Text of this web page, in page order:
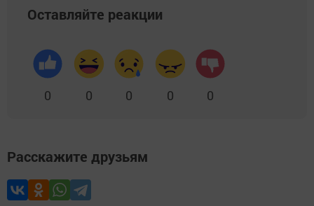
Оставляйте реакции
0 0 0 0 0
Расскажите друзьям